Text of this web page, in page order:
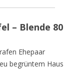
– Blende 80
Ehepaar
begrüntem Haus